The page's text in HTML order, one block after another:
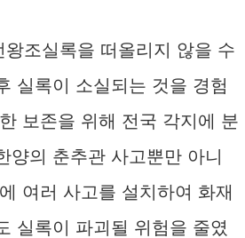
왕조실록을 떠올리지 않을 수
실록이 소실되는 것을 경험
보존을 위해 전국 각지에 분
양의 춘추관 사고뿐만 아니
여러 사고를 설치하여 화재
실록이 파괴될 위험을 줄였